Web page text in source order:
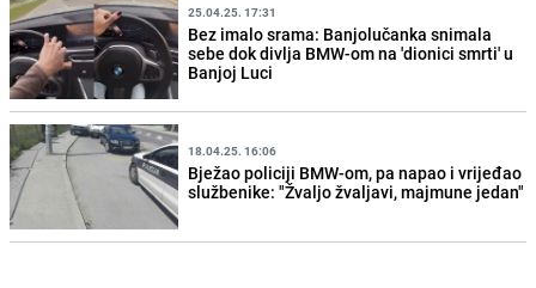
25.04.25. 17:31
Bez imalo srama: Banjolučanka snimala
sebe dok divlja BMW-om na 'dionici smrti' u
Banjoj Luci
18.04.25. 16:06
Bježao policiji BMW-om, pa napao i vrijeđao
službenike: "Žvaljo žvaljavi, majmune jedan"